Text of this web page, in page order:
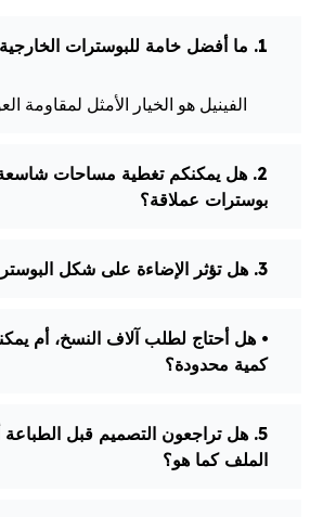
1. ما أفضل خامة للبوسترات الخارجية؟
الفينيل هو الخيار الأمثل لمقاومة
2. هل يمكنكم تغطية مساحات
بوسترات عملاقة؟
3. هل تؤثر الإضاءة على شكل البوستر؟
⦁ هل أحتاج لطلب آلاف النسخ، أم
كمية محدودة؟
5. هل تراجعون التصميم قبل
الملف كما هو؟